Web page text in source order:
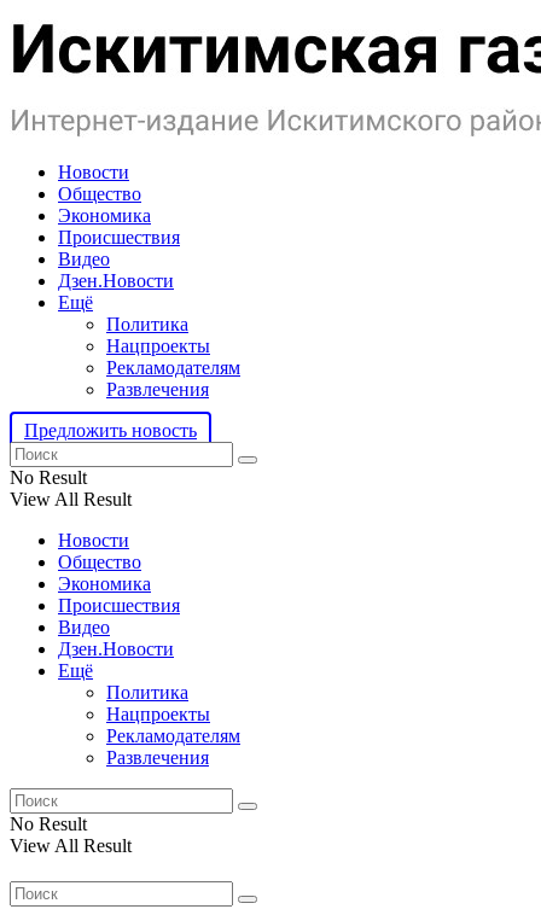
Новости
Общество
Экономика
Происшествия
Видео
Дзен.Новости
Ещё
Политика
Нацпроекты
Рекламодателям
Развлечения
Предложить новость
No Result
View All Result
Новости
Общество
Экономика
Происшествия
Видео
Дзен.Новости
Ещё
Политика
Нацпроекты
Рекламодателям
Развлечения
No Result
View All Result